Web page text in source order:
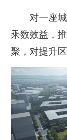
对一座城
乘数效益，
聚，对提升